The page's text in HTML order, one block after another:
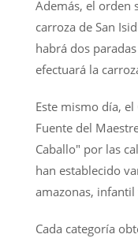
Además, el orden
carroza de San
habrá dos
efectuará la
Este mismo día,
Fuente del
Caballo" por las
han establecido
amazonas, infantil
Cada categoría